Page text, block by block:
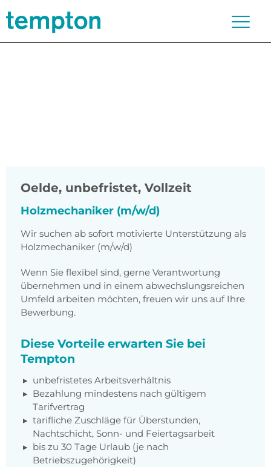
Oelde, unbefristet, Vollzeit
Holzmechaniker (m/w/d)
Wir suchen ab sofort motivierte Unterstützung als
Holzmechaniker (m/w/d)
Wenn Sie flexibel sind, gerne Verantwortung
übernehmen und in einem abwechslungsreichen
Umfeld arbeiten möchten, freuen wir uns auf Ihre
Bewerbung.
Diese Vorteile erwarten Sie bei
Tempton
unbefristetes Arbeitsverhältnis
Bezahlung mindestens nach gültigem
Tarifvertrag
tarifliche Zuschläge für Überstunden,
Nachtschicht, Sonn- und Feiertagsarbeit
bis zu 30 Tage Urlaub (je nach
Betriebszugehörigkeit)